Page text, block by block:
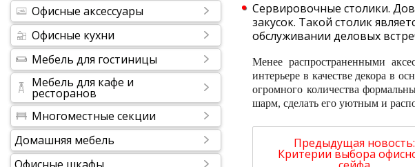
Офисные аксессуары
Офисные кухни
Мебель для гостиницы
Мебель для кафе и
ресторанов
Многоместные секции
Домашняя мебель
Сервировочные столики.
закусок. Такой столик
обслуживании деловых
Менее распространенными
интерьере в качестве декора в
огромного количества
шарм, сделать его уютным и
Предыдущая новость:
Критерии выбора